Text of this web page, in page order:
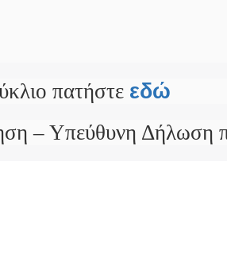
πατήστε εδώ
– Υπεύθυνη Δήλωση